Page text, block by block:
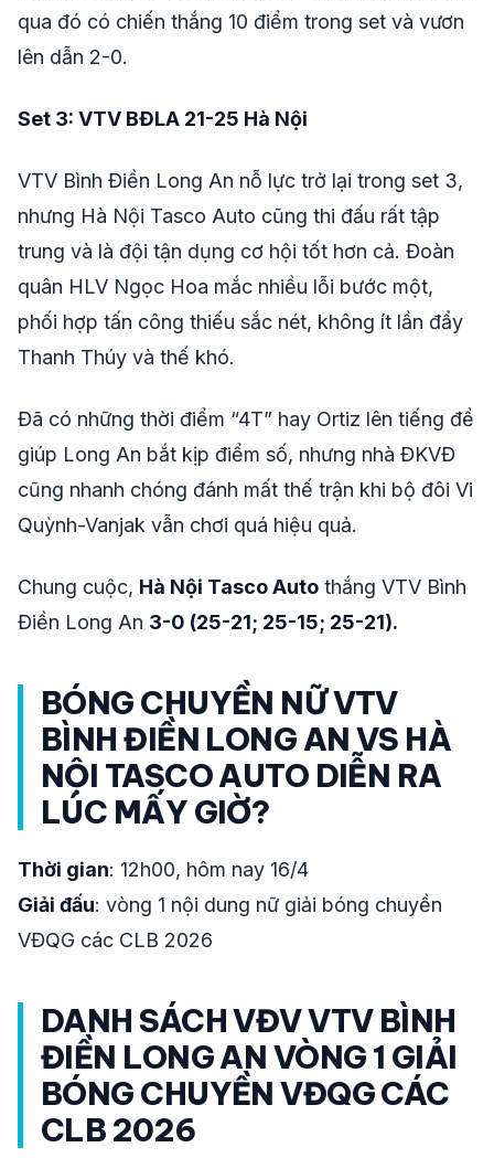
qua đó có chiến thắng 10 điểm trong set và vươn
lên dẫn 2-0.
Set 3: VTV BĐLA 21-25 Hà Nội
VTV Bình Điền Long An nỗ lực trở lại trong set 3,
nhưng Hà Nội Tasco Auto cũng thi đấu rất tập
trung và là đội tận dụng cơ hội tốt hơn cả. Đoàn
quân HLV Ngọc Hoa mắc nhiều lỗi bước một,
phối hợp tấn công thiếu sắc nét, không ít lần đẩy
Thanh Thúy và thế khó.
Đã có những thời điểm “4T” hay Ortiz lên tiếng để
giúp Long An bắt kịp điểm số, nhưng nhà ĐKVĐ
cũng nhanh chóng đánh mất thế trận khi bộ đôi Vi
Quỳnh-Vanjak vẫn chơi quá hiệu quả.
Chung cuộc, Hà Nội Tasco Auto thắng VTV Bình
Điền Long An 3-0 (25-21; 25-15; 25-21).
BÓNG CHUYỀN NỮ VTV
BÌNH ĐIỀN LONG AN VS HÀ
NỘI TASCO AUTO DIỄN RA
LÚC MẤY GIỜ?
Thời gian: 12h00, hôm nay 16/4
Giải đấu: vòng 1 nội dung nữ giải bóng chuyền
VĐQG các CLB 2026
DANH SÁCH VĐV VTV BÌNH
ĐIỀN LONG AN VÒNG 1 GIẢI
BÓNG CHUYỀN VĐQG CÁC
CLB 2026